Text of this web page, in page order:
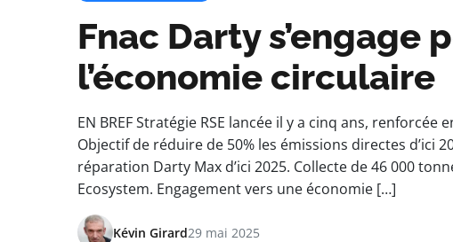
Fnac Darty s’engage
l’économie circulaire
EN BREF Stratégie RSE lancée il y a cinq ans,
Objectif de réduire de 50% les émissions directes d’ici
réparation Darty Max d’ici 2025. Collecte de 46 000
Ecosystem. Engagement vers une économie […]
Kévin Girard29 mai 2025